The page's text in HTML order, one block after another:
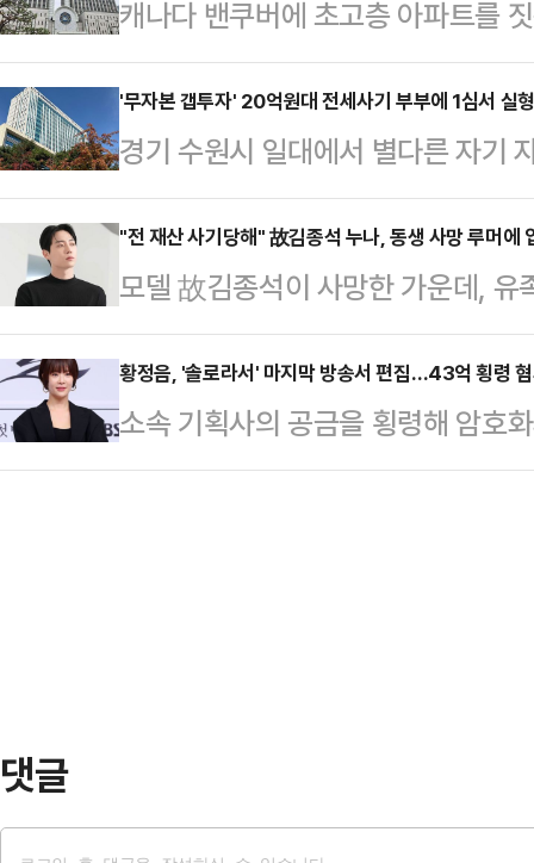
6차 공판을 진행 중이다.앞서 박수
까지 연예 기획사 라엘과 메디아붐
인 자금 등 총 61억7000만원을 횡
다.이에 검찰은 박수홍 친형에게
으나…
캐나다 밴쿠버에 초고층 아파트를
후 해외로 도피했다가 강제 송환된
서울중앙지방법원 형사합의25부(
중처벌법상 사기 혐의로 기소된 건
고하고 보석 상태에 있던 정씨를
브리티시컬럼비아주 밴쿠버에 초
자자 A씨로부터 투자금 약 102억
터 사기 피해를 봤다는 고소…
'무자본 갭투자' 20억원대 전세사기 부부에 1심서 실
경기 수원시 일대에서 별다른 자기
대차 보증금을 자금원으로 해 공동
바 '무자본 갭투자' 방식으로 건물
인 부부에게 1심 재판부가 실형을
형사15단독 황운서 판사는 사기 혐
고 법정구속했다. 아내 B씨에게는
다.황 판사는 "피고인들은 자기 자
대차 보증금을 돌려막…
"전 재산 사기당해" 故김종석 누나, 동생 사망 루머에
모델 故김종석이 사망한 가운데,
을 밝혔다.김종석은 지난 4일 29세
사인은 알려지지 않았다. 그런 가운
산됐다.이에 김종석의 누나 김 모
최근 믿었던 지인에게 당한 투자 사
황정음, '솔로라서' 마지막 방송서 편집…43억 횡령
소속 기획사의 공금을 횡령해 암호
우 황정음이 출연 중이던 예능프로
댓글